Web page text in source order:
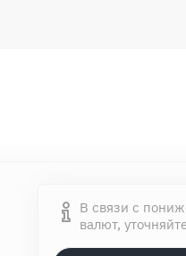
В связи с
валют,